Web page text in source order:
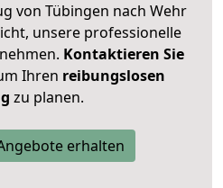
von Tübingen nach Wehr
unsere professionelle
Kontaktieren Sie
Ihren reibungslosen
zu planen.
erhalten